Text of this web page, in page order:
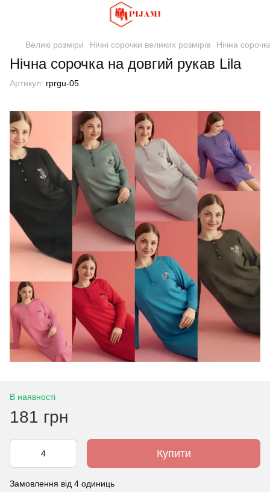
Великі розміри Нічні сорочки великих розмірів Нічна
Нічна сорочка на довгий рукав Lila
Артикул: rprgu-05
В наявності
181 грн
Купити
Замовлення від 4 одиниць